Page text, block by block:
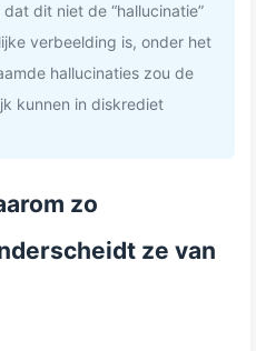
dit niet de “hallucinatie”
verbeelding is, onder het
hallucinaties zou de
kunnen in diskrediet
zo
ze van